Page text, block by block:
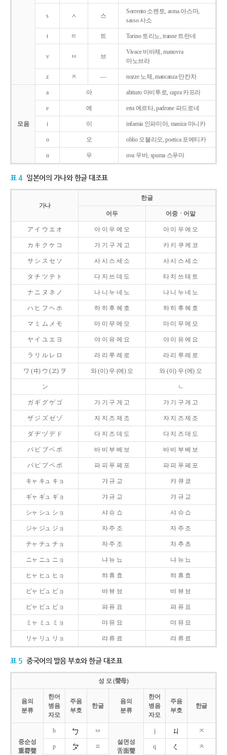
s ㅅ 스
Sorrento 소렌토, asma 아스마,
sasso 사소
t ㅌ 트 Torino 토리노, tranne 트란네
v ㅂ 브
Vivace 비바체, manovra
마노브라
z ㅊ ― nozze 노체, mancanza 만칸차
모음
a 아 abituro 아비투로, capra 카프라
e 에 erta 에르타, padrone 파드로네
i 이 infamia 인파미아, manica 마니카
o 오 oblio 오블리오, poetica 포에티카
u 우 uva 우바, spuma 스푸마
표 4 일본어의 가나와 한글 대조표
가나
한글
어두 어중ㆍ어말
ア イ ウ エ オ 아 이 우 에 오 아 이 우 에 오
カ キ ク ケ コ 가 기 구 게 고 카 키 쿠 케 코
サ シ ス セ ソ 사 시 스 세 소 사 시 스 세 소
タ チ ツ テ ト 다 지 쓰 데 도 타 치 쓰 테 토
ナ ニ ヌ ネ ノ 나 니 누 네 노 나 니 누 네 노
ハ ヒ フ ヘ ホ 하 히 후 헤 호 하 히 후 헤 호
マ ミ ム メ モ 마 미 무 메 모 마 미 무 메 모
ヤ イ ユ エ ヨ 야 이 유 에 요 야 이 유 에 요
ラ リ ル レ ロ 라 리 루 레 로 라 리 루 레 로
ワ (ヰ) ウ (ヱ) ヲ 와 (이) 우 (에) 오 와 (이) 우 (에) 오
ン ㄴ
ガ ギ グ ゲ ゴ 가 기 구 게 고 가 기 구 게 고
ザ ジ ズ ゼ ゾ 자 지 즈 제 조 자 지 즈 제 조
ダ ヂ ヅ デ ド 다 지 즈 데 도 다 지 즈 데 도
バ ビ ブ ベ ボ 바 비 부 베 보 바 비 부 베 보
パ ピ プ ペ ポ 파 피 푸 페 포 파 피 푸 페 포
キャ キュ キョ 갸 규 교 캬 큐 쿄
ギャ ギュ ギョ 갸 규 교 갸 규 교
シャ シュ ショ 샤 슈 쇼 샤 슈 쇼
ジャ ジュ ジョ 자 주 조 자 주 조
チャ チュ チョ 자 주 조 차 추 초
ニャ ニュ ニョ 냐 뉴 뇨 냐 뉴 뇨
ヒャ ヒュ ヒョ 햐 휴 효 햐 휴 효
ビャ ビュ ビョ 뱌 뷰 뵤 뱌 뷰 뵤
ピャ ピュ ピョ 퍄 퓨 표 퍄 퓨 표
ミャ ミュ ミョ 먀 뮤 묘 먀 뮤 묘
リャ リュ リョ 랴 류 료 랴 류 료
표 5 중국어의 발음 부호와 한글 대조표
성 모 (聲母)
음의
분류
한어
병음
자모
주음
부호
한글
음의
분류
한어
병음
자모
주음
부호
한글
중순성
重脣聲
b
ㅂ
설면성
舌面聲
j ㅈ
p ㅍ q ㅊ